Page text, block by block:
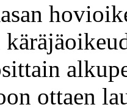
ottaen